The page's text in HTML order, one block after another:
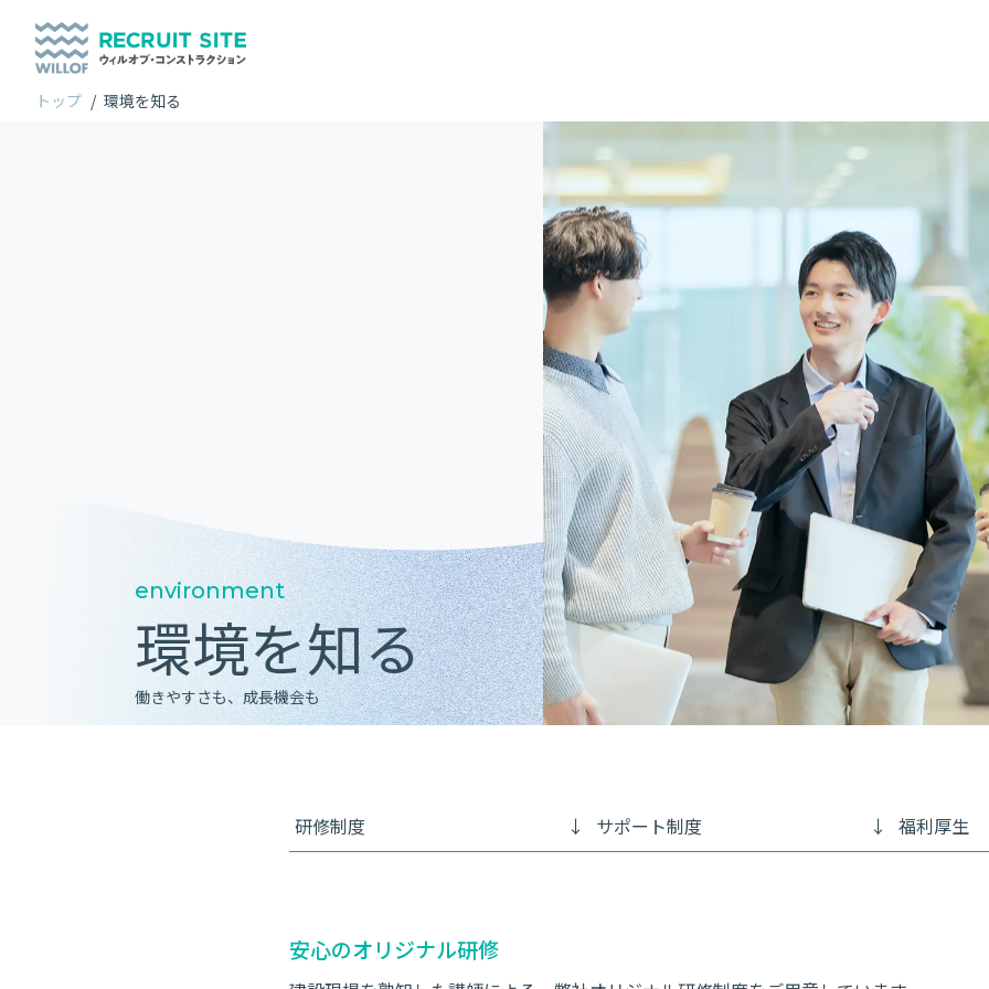
トップ / 環境を知る
environment
環境を知る
働きやすさも、成長機会も
研修制度 ↓ サポート制度 ↓ 福利厚生
安心のオリジナル研修